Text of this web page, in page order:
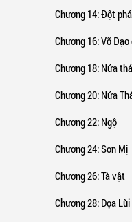
Chương 14: Đột
Chương 16: Võ Đạo
Chương 18: Nửa
Chương 20: Nửa
Chương 22: Ngộ
Chương 24: Sơn Mị
Chương 26: Tà vật
Chương 28: Dọa Lùi